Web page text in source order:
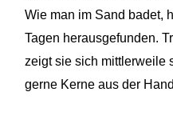
Wie man im Sand badet,
Tagen herausgefunden.
zeigt sie sich mittlerweile
gerne Kerne aus der